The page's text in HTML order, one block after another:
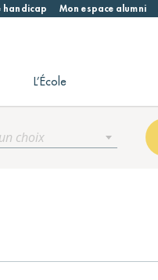
handicap Mon espace alumni
L’École
choix